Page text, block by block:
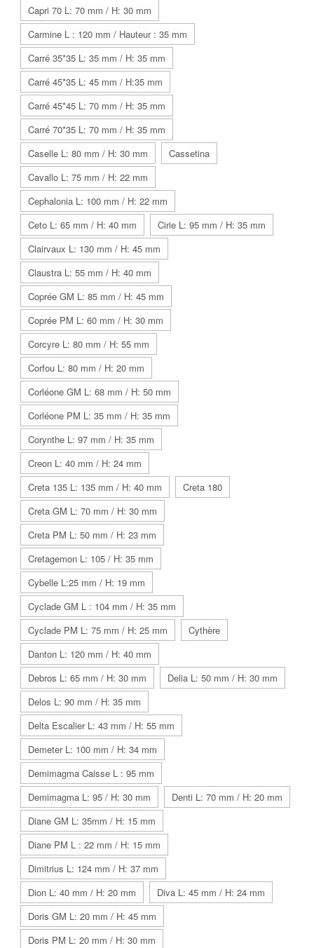
Capri 70 L: 70 mm / H: 30 mm
Carmine L : 120 mm / Hauteur : 35 mm
Carré 35*35 L: 35 mm / H: 35 mm
Carré 45*35 L: 45 mm / H:35 mm
Carré 45*45 L: 70 mm / H: 35 mm
Carré 70*35 L: 70 mm / H: 35 mm
Caselle L: 80 mm / H: 30 mm
Cassetina
Cavallo L: 75 mm / H: 22 mm
Cephalonia L: 100 mm / H: 22 mm
Ceto L: 65 mm / H: 40 mm
Cirie L: 95 mm / H: 35 mm
Clairvaux L: 130 mm / H: 45 mm
Claustra L: 55 mm / H: 40 mm
Coprée GM L: 85 mm / H: 45 mm
Coprée PM L: 60 mm / H: 30 mm
Corcyre L: 80 mm / H: 55 mm
Corfou L: 80 mm / H: 20 mm
Corléone GM L: 68 mm / H: 50 mm
Corléone PM L: 35 mm / H: 35 mm
Corynthe L: 97 mm / H: 35 mm
Creon L: 40 mm / H: 24 mm
Creta 135 L: 135 mm / H: 40 mm
Creta 180
Creta GM L: 70 mm / H: 30 mm
Creta PM L: 50 mm / H: 23 mm
Cretagemon L: 105 / H: 35 mm
Cybelle L:25 mm / H: 19 mm
Cyclade GM L : 104 mm / H: 35 mm
Cyclade PM L: 75 mm / H: 25 mm
Cythère
Danton L: 120 mm / H: 40 mm
Debros L: 65 mm / H: 30 mm
Delia L: 50 mm / H: 30 mm
Delos L: 90 mm / H: 35 mm
Delta Escalier L: 43 mm / H: 55 mm
Demeter L: 100 mm / H: 34 mm
Demimagma Caisse L : 95 mm
Demimagma L: 95 / H: 30 mm
Denti L: 70 mm / H: 20 mm
Diane GM L: 35mm / H: 15 mm
Diane PM L : 22 mm / H: 15 mm
Dimitrius L: 124 mm / H: 37 mm
Dion L: 40 mm / H: 20 mm
Diva L: 45 mm / H: 24 mm
Doris GM L: 20 mm / H: 45 mm
Doris PM L: 20 mm / H: 30 mm